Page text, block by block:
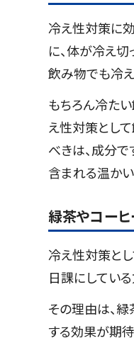
冷え性対策に
に、体が冷え
飲み物でも冷
もちろん冷た
え性対策とし
べきは、成分で
含まれる温か
緑茶やコー
冷え性対策と
日課にしてい
その理由は、
する効果が期